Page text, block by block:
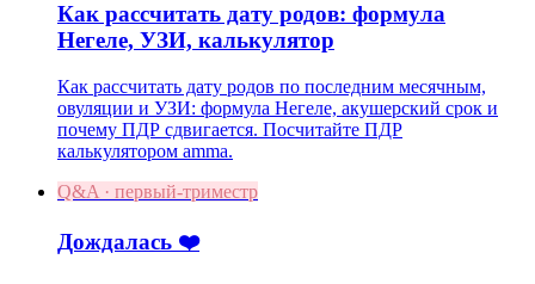
Как рассчитать дату родов: формула
Негеле, УЗИ, калькулятор
Как рассчитать дату родов по последним месячным,
овуляции и УЗИ: формула Негеле, акушерский срок и
почему ПДР сдвигается. Посчитайте ПДР
калькулятором amma.
Q&A · первый-триместр
Дождалась ❤️